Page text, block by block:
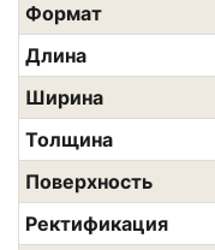
Формат
Длина
Ширина
Толщина
Поверхность
Ректификация